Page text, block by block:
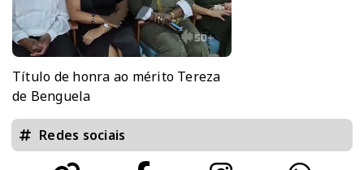
Título de honra ao mérito Tereza
de Benguela
Redes sociais